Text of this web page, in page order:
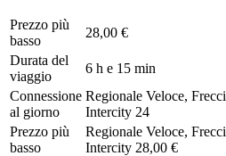
Prezzo più
basso
28,00 €
Durata del
viaggio
6 h e 15 min
Connessione
al giorno
Regionale Veloce,
Intercity 24
Prezzo più
basso
Regionale Veloce,
Intercity 28,00 €